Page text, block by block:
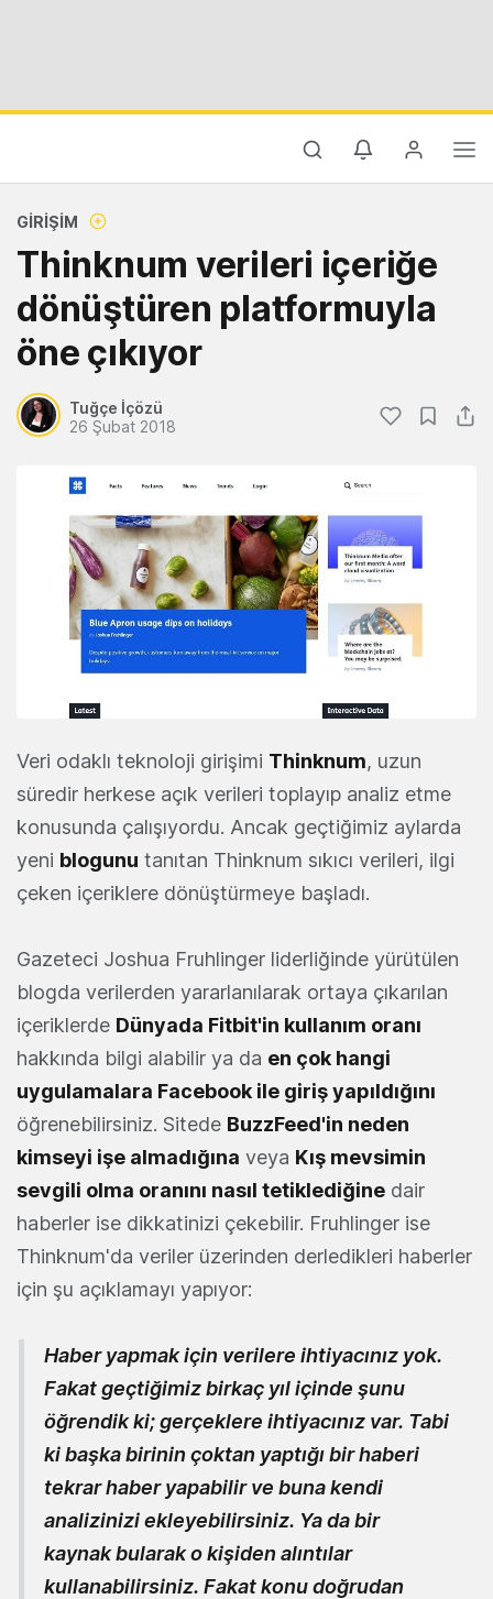
GIRIŞIM
Thinknum verileri içeriğe
dönüştüren platformuyla
öne çıkıyor
Tuğçe İçözü
26 Şubat 2018
Veri odaklı teknoloji girişimi Thinknum, uzun
süredir herkese açık verileri toplayıp analiz etme
konusunda çalışıyordu. Ancak geçtiğimiz aylarda
yeni blogunu tanıtan Thinknum sıkıcı verileri, ilgi
çeken içeriklere dönüştürmeye başladı.
Gazeteci Joshua Fruhlinger liderliğinde yürütülen
blogda verilerden yararlanılarak ortaya çıkarılan
içeriklerde Dünyada Fitbit'in kullanım oranı
hakkında bilgi alabilir ya da en çok hangi
uygulamalara Facebook ile giriş yapıldığını
öğrenebilirsiniz. Sitede BuzzFeed'in neden
kimseyi işe almadığına veya Kış mevsimin
sevgili olma oranını nasıl tetiklediğine dair
haberler ise dikkatinizi çekebilir. Fruhlinger ise
Thinknum'da veriler üzerinden derledikleri haberler
için şu açıklamayı yapıyor:
Haber yapmak için verilere ihtiyacınız yok.
Fakat geçtiğimiz birkaç yıl içinde şunu
öğrendik ki; gerçeklere ihtiyacınız var. Tabi
ki başka birinin çoktan yaptığı bir haberi
tekrar haber yapabilir ve buna kendi
analizinizi ekleyebilirsiniz. Ya da bir
kaynak bularak o kişiden alıntılar
kullanabilirsiniz. Fakat konu doğrudan